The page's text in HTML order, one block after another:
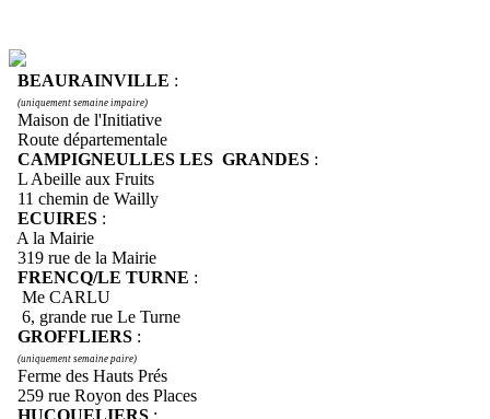
BEAURAINVILLE :
(uniquement semaine impaire)
Maison de l'Initiative
Route départementale
CAMPIGNEULLES LES GRANDES :
L Abeille aux Fruits
11 chemin de Wailly
ECUIRES :
A la Mairie
319 rue de la Mairie
FRENCQ/LE TURNE :
Me CARLU
6, grande rue Le Turne
GROFFLIERS :
(uniquement semaine paire)
Ferme des Hauts Prés
259 rue Royon des Places
HUCQUELIERS :